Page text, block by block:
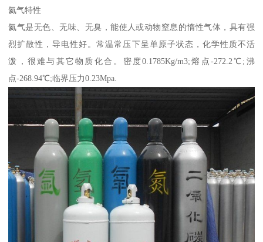
氦气特性
氦气是无色、无味、无臭，能使人或动物窒息的惰性气体，具有强
烈扩散性，导电性好。常温常压下呈单原子状态，化学性质不活
泼，很难与其它物质化合。密度0.1785Kg/m3;熔点-272.2℃;沸
点-268.94℃;临界压力0.23Mpa.